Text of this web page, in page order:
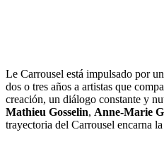
Le Carrousel está impulsado por
dos o tres años a artistas que
creación, un diálogo constante y
Mathieu Gosselin, Anne-Marie
trayectoria del Carrousel encarna